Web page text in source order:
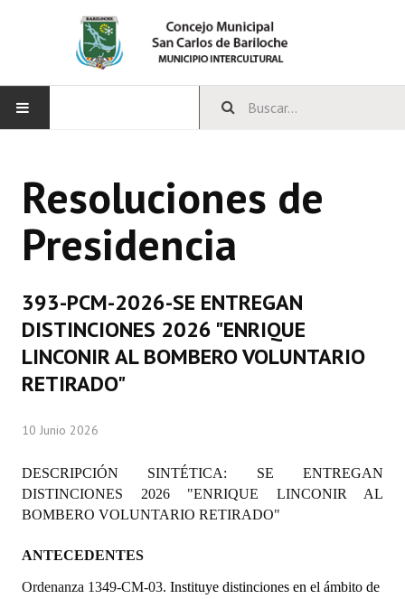
CONCEJO
Bloques Políticos
Comisiones Permanentes
Comisiones Especiales
Concejales Mandato Cumplido
Programas
LEGISLACIÓN
Carta Orgánica 2007
Resoluciones de
Presidencia
393-PCM-2026-SE ENTREGAN
DISTINCIONES 2026 "ENRIQUE
LINCONIR AL BOMBERO VOLUNTARIO
RETIRADO"
10 Junio 2026
DESCRIPCIÓN SINTÉTICA: SE ENTREGAN
DISTINCIONES 2026 "ENRIQUE LINCONIR AL
BOMBERO VOLUNTARIO RETIRADO"
ANTECEDENTES
Ordenanza 1349-CM-03. Instituye distinciones en el ámbito de